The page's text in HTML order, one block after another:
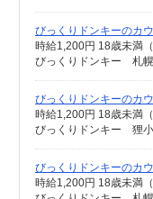
びっくりドンキーのカ
びっくりドンキー 札幌
びっくりドンキーのカ
びっくりドンキー 狸
びっくりドンキーのカ